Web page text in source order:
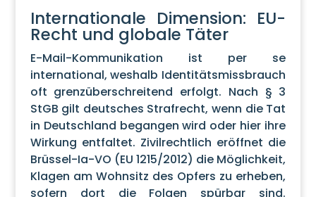
Internationale Dimension: EU-
Recht und globale Täter
E-Mail-Kommunikation ist per se
international, weshalb Identitätsmissbrauch
oft grenzüberschreitend erfolgt. Nach § 3
StGB gilt deutsches Strafrecht, wenn die Tat
in Deutschland begangen wird oder hier ihre
Wirkung entfaltet. Zivilrechtlich eröffnet die
Brüssel-Ia-VO (EU 1215/2012) die Möglichkeit,
Klagen am Wohnsitz des Opfers zu erheben,
sofern dort die Folgen spürbar sind.